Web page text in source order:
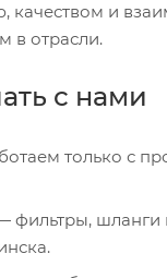
и
в отрасли.
с нами
только с
фильтры, шланги